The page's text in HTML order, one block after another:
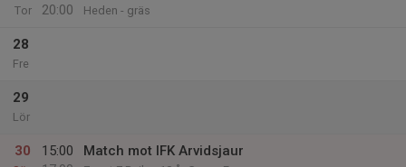
Tor
20:00
Heden - gräs
28
Fre
29
Lör
30
15:00
Match mot IFK Arvidsjaur